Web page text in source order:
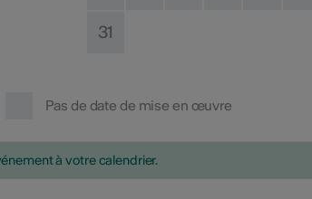
31
Pas de date de mise en œuvre
à votre calendrier.